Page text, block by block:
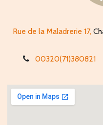
Rue de la Maladrerie 17,
00320(71)380821